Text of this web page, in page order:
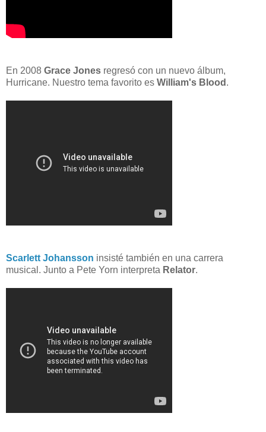
En 2008 Grace Jones regresó con un nuevo álbum,
Hurricane. Nuestro tema favorito es William's Blood .
Scarlett Johansson insisté también en una carrera
musical. Junto a Pete Yorn interpreta Relator.